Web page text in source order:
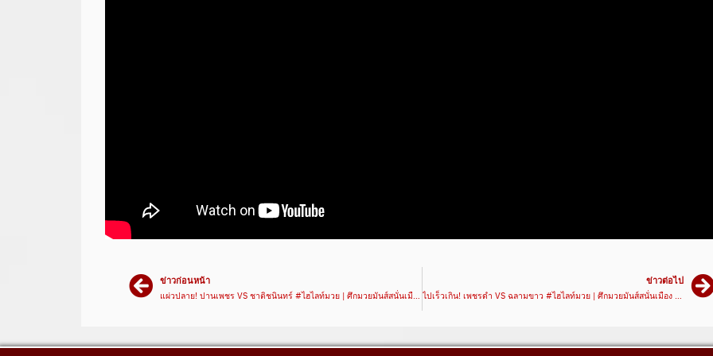
ข่าวก่อนหน้า
แผ่วปลาย! ปานเพชร VS ชาติชนินทร์ #ไฮไลท์มวย | ศึกมวยมันส์สนั่นเมือง เวทีมวยรังสิต
ข่าวต่อไป
ไปเร็วเกิน! เพชรดำ VS ฉลามขาว #ไฮไลท์มวย | ศึกมวยมันส์สนั่นเมือง เวทีมวยรังสิต